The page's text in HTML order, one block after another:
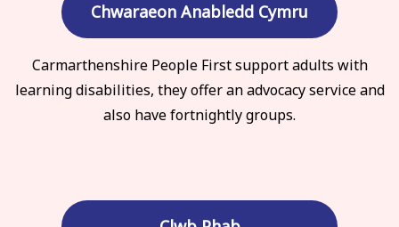
Chwaraeon Anabledd Cymru
Carmarthenshire People First support adults with
learning disabilities, they offer an advocacy service and
also have fortnightly groups.